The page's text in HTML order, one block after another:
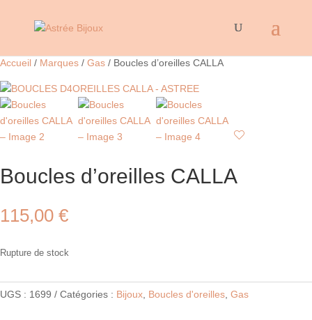
Accueil / Marques / Gas / Boucles d’oreilles CALLA
Boucles d’oreilles CALLA
115,00 €
Rupture de stock
UGS : 1699 Catégories : Bijoux Boucles d'oreilles Gas